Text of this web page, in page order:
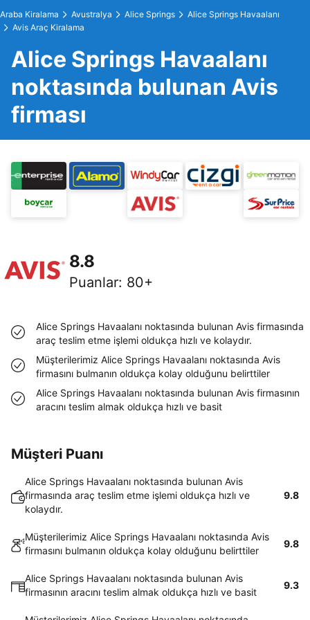
Araba Kiralama Avustralya Alice Springs
Alice Springs Havaalanı
Avis Araç Kiralama
Alice Springs Havaalanı
noktasında bulunan Avis
firması
8.8
Puanlar: 80+
Alice Springs Havaalanı noktasında bulunan Avis firmasında
araç teslim etme işlemi oldukça hızlı ve kolaydır.
Müşterilerimiz Alice Springs Havaalanı noktasında Avis
firmasını bulmanın oldukça kolay olduğunu belirttiler
Alice Springs Havaalanı noktasında bulunan Avis firmasının
aracını teslim almak oldukça hızlı ve basit
Müşteri Puanı
Alice Springs Havaalanı noktasında bulunan Avis
firmasında araç teslim etme işlemi oldukça hızlı ve
kolaydır.
9.8
Müşterilerimiz Alice Springs Havaalanı noktasında Avis
firmasını bulmanın oldukça kolay olduğunu belirttiler
9.8
Alice Springs Havaalanı noktasında bulunan Avis
firmasının aracını teslim almak oldukça hızlı ve basit
9.3